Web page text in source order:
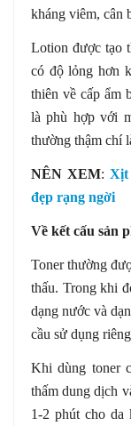
kháng viêm, cân
Lotion được tạo
có độ lỏng hơn
thiên về cấp ẩm
là phù hợp với
thường thậm chí
NÊN XEM:Xịt
đẹp rạng ngời
Về kết cấu sản
Toner thường
thấu. Trong khi
dạng nước và
cầu sử dụng
Khi dùng toner
thấm dung dịch
1-2 phút cho da